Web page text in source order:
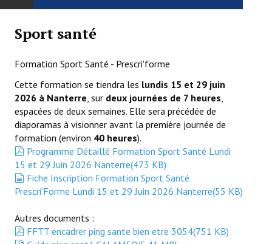
Le comité
Trombinoscope
Procès Verbaux
Administratif
Affiliation / réaffiliation
Assurance
Sport santé
Formation Sport Santé - Prescri'forme
Cette formation se tiendra les lundis 15 et 29 juin
2026 à Nanterre, sur deux journées de 7 heures,
espacées de deux semaines. Elle sera précédée de
diaporamas à visionner avant la première journée de
formation (environ 40 heures).
pdf
Programme Détaillé Formation Sport Santé Lundi
15 et 29 Juin 2026 Nanterre(473 KB)
document
Fiche Inscription Formation Sport Santé
Prescri'Forme Lundi 15 et 29 Juin 2026 Nanterre(55 KB)
Autres documents :
pdf
FFTT encadrer ping sante bien etre 3054(751 KB)